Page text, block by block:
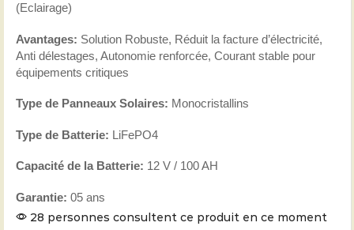
(Eclairage)
Avantages: Solution Robuste, Réduit la facture d’électricité,
Anti délestages, Autonomie renforcée, Courant stable pour
équipements critiques
Type de Panneaux Solaires: Monocristallins
Type de Batterie: LiFePO4
Capacité de la Batterie: 12 V / 100 AH
Garantie: 05 ans
28 personnes consultent ce produit en ce moment